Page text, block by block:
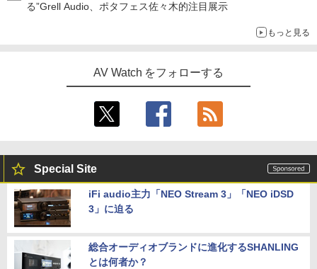
る”Grell Audio、ポタフェス佐々木的注目展示
もっと見る
AV Watch をフォローする
Special Site
iFi audio主力「NEO Stream 3」「NEO iDSD
3」に迫る
総合オーディオブランドに進化するSHANLING
とは何者か？